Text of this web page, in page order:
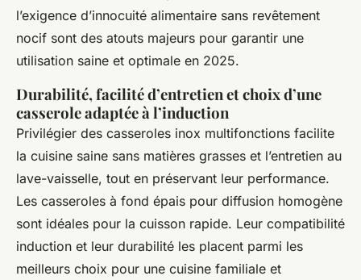
l’exigence d’innocuité alimentaire sans revêtement
nocif sont des atouts majeurs pour garantir une
utilisation saine et optimale en 2025.
Durabilité, facilité d’entretien et choix d’une
casserole adaptée à l’induction
Privilégier des casseroles inox multifonctions facilite
la cuisine saine sans matières grasses et l’entretien au
lave-vaisselle, tout en préservant leur performance.
Les casseroles à fond épais pour diffusion homogène
sont idéales pour la cuisson rapide. Leur compatibilité
induction et leur durabilité les placent parmi les
meilleurs choix pour une cuisine familiale et